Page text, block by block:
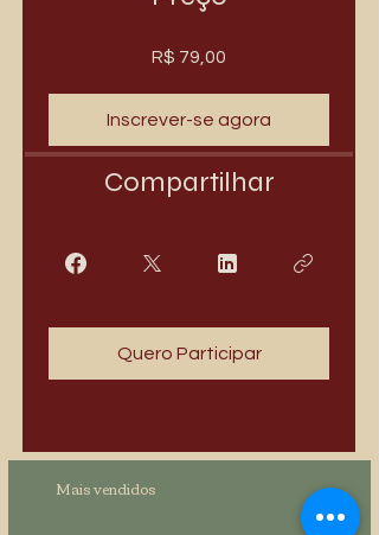
R$ 79,00
Inscrever-se agora
Compartilhar
Quero Participar
Mais vendidos